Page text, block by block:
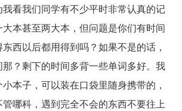
看我们同学有不少平时非常认真的记
本甚至两大本，但问题是你们有时间
西以后都用得到吗？如果不是的话，
？剩下的时间多背一些单词多好。我
本子，可以装在口袋里随身携带的，
哪科，遇到完全不会的东西不要往上